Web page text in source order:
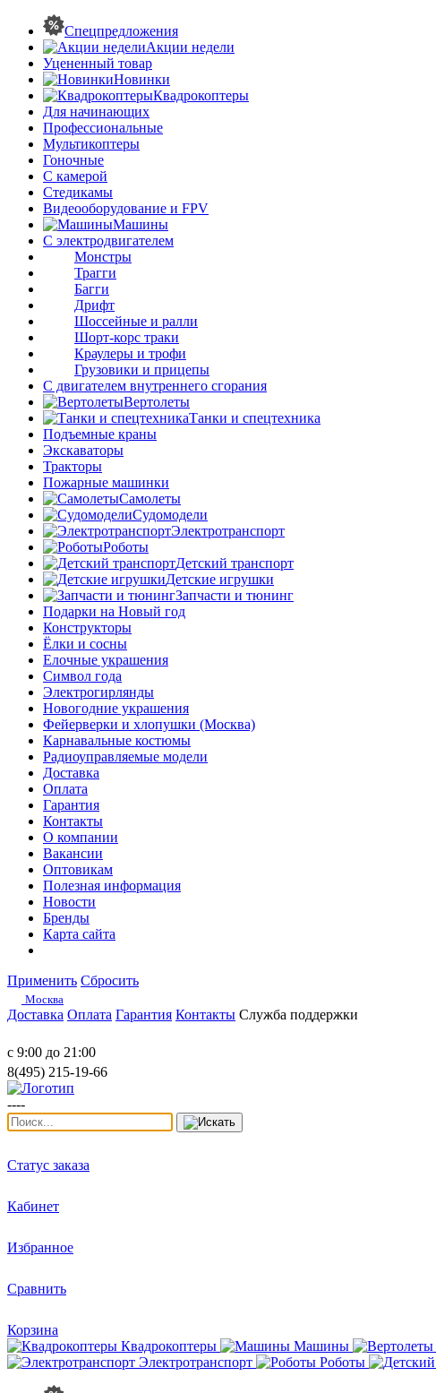
Спецпредложения
Акции недели
Уцененный товар
Новинки
Квадрокоптеры
Для начинающих
Профессиональные
Мультикоптеры
Гоночные
C камерой
Стедикамы
Видеооборудование и FPV
Машины
С электродвигателем
Монстры
Трагги
Багги
Дрифт
Шоссейные и ралли
Шорт-корс траки
Краулеры и трофи
Грузовики и прицепы
С двигателем внутреннего сгорания
Вертолеты
Танки и спецтехника
Подъемные краны
Экскаваторы
Тракторы
Пожарные машинки
Самолеты
Судомодели
Электротранспорт
Роботы
Детский транспорт
Детские игрушки
Запчасти и тюнинг
Подарки на Новый год
Конструкторы
Ёлки и сосны
Елочные украшения
Символ года
Электрогирлянды
Новогодние украшения
Фейерверки и хлопушки (Москва)
Карнавальные костюмы
Радиоуправляемые модели
Доставка
Оплата
Гарантия
Контакты
О компании
Вакансии
Оптовикам
Полезная информация
Новости
Бренды
Карта сайта
Применить Сбросить
Москва
Доставка Оплата Гарантия Контакты Служба поддержки
с 9:00 до 21:00
8(495) 215-19-66
----
Статус заказа
Кабинет
Избранное
Сравнить
Корзина
Квадрокоптеры
Машины
Электротранспорт
Роботы